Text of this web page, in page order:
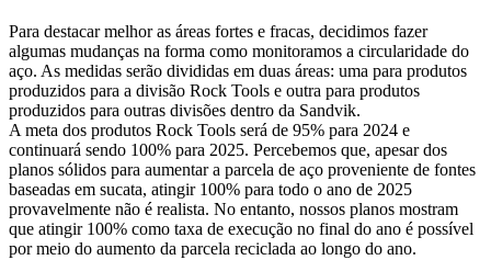
Para destacar melhor as áreas fortes e fracas, decidimos fazer
algumas mudanças na forma como monitoramos a circularidade do
aço. As medidas serão divididas em duas áreas: uma para produtos
produzidos para a divisão Rock Tools e outra para produtos
produzidos para outras divisões dentro da Sandvik.
A meta dos produtos Rock Tools será de 95% para 2024 e
continuará sendo 100% para 2025. Percebemos que, apesar dos
planos sólidos para aumentar a parcela de aço proveniente de fontes
baseadas em sucata, atingir 100% para todo o ano de 2025
provavelmente não é realista. No entanto, nossos planos mostram
que atingir 100% como taxa de execução no final do ano é possível
por meio do aumento da parcela reciclada ao longo do ano.